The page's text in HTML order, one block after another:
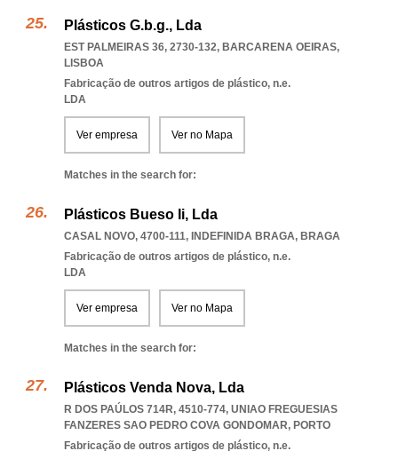
Plásticos G.b.g., Lda
EST PALMEIRAS 36, 2730-132, BARCARENA OEIRAS,
LISBOA
Fabricação de outros artigos de plástico, n.e.
LDA
Ver empresa Ver no Mapa
Matches in the search for:
Plásticos Bueso Ii, Lda
CASAL NOVO, 4700-111, INDEFINIDA BRAGA, BRAGA
Fabricação de outros artigos de plástico, n.e.
LDA
Ver empresa Ver no Mapa
Matches in the search for:
Plásticos Venda Nova, Lda
R DOS PAÚLOS 714R, 4510-774, UNIAO FREGUESIAS
FANZERES SAO PEDRO COVA GONDOMAR, PORTO
Fabricação de outros artigos de plástico, n.e.